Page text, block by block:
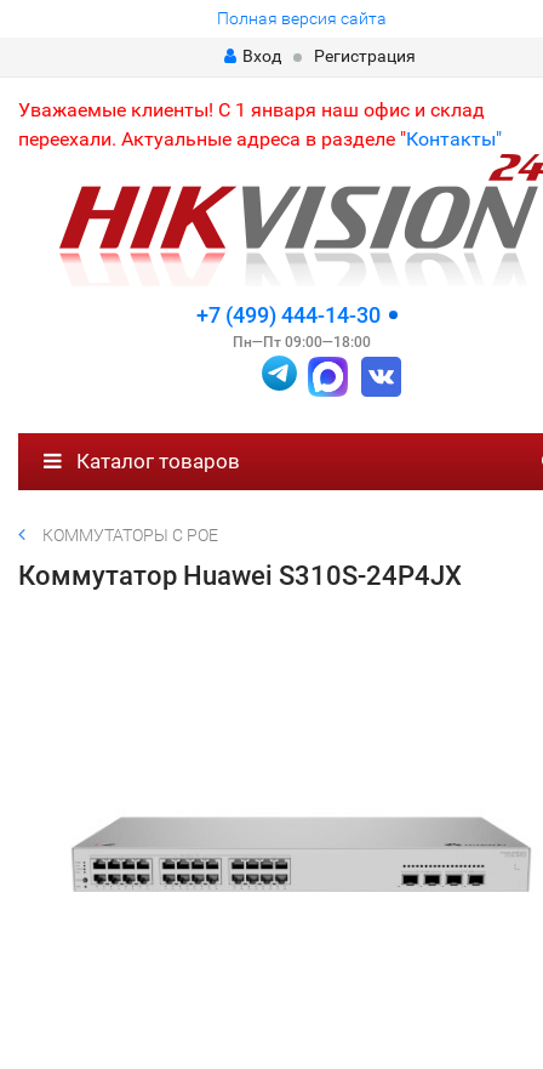
Полная версия сайта
Вход
Регистрация
Уважаемые клиенты! С 1 января наш офис и склад
переехали. Актуальные адреса в разделе "Контакты"
+7 (499) 444-14-30
Пн—Пт 09:00—18:00
Каталог товаров
КОММУТАТОРЫ С POE
Коммутатор Huawei S310S-24P4JX